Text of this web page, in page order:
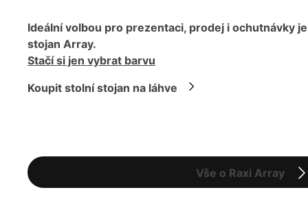
Vše o Raxi Array
Ideální volbou pro prezentaci, prodej i ochutnávky
stojan Array.
Stačí si jen vybrat barvu
Koupit stolní stojan na láhve